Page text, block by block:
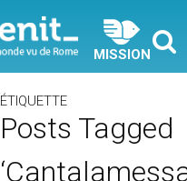
MISSION
ÉTIQUETTE
Posts Tagged